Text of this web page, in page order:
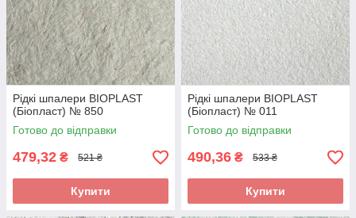
Рідкі шпалери BIOPLAST
(Біопласт) № 850
Готово до відправки
479,32 ₴ 521 ₴
Купити
Рідкі шпалери BIOPLAST
(Біопласт) № 011
Готово до відправки
490,36 ₴ 533 ₴
Купити